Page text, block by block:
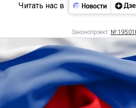
Читать нас в
Законопроект: №